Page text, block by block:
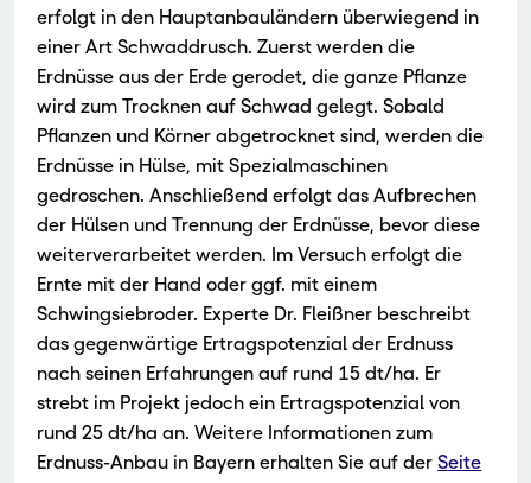
erfolgt in den Hauptanbauländern überwiegend in
einer Art Schwaddrusch. Zuerst werden die
Erdnüsse aus der Erde gerodet, die ganze Pflanze
wird zum Trocknen auf Schwad gelegt. Sobald
Pflanzen und Körner abgetrocknet sind, werden die
Erdnüsse in Hülse, mit Spezialmaschinen
gedroschen. Anschließend erfolgt das Aufbrechen
der Hülsen und Trennung der Erdnüsse, bevor diese
weiterverarbeitet werden. Im Versuch erfolgt die
Ernte mit der Hand oder ggf. mit einem
Schwingsiebroder. Experte Dr. Fleißner beschreibt
das gegenwärtige Ertragspotenzial der Erdnuss
nach seinen Erfahrungen auf rund 15 dt/ha. Er
strebt im Projekt jedoch ein Ertragspotenzial von
rund 25 dt/ha an.Weitere Informationen zum
Erdnuss-Anbau in Bayern erhalten Sie auf derSeite